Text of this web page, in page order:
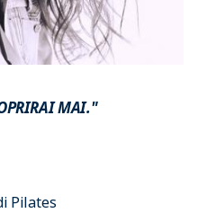
MAI."
Pilates